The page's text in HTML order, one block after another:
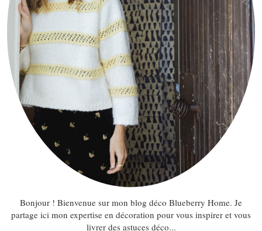
Bonjour ! Bienvenue sur mon blog déco Blueberry Home. Je
partage ici mon expertise en décoration pour vous inspirer et vous
livrer des astuces déco...